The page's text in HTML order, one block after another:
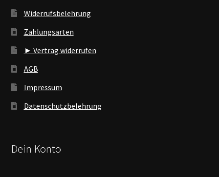
Widerrufsbelehrung
Zahlungsarten
► Vertrag widerrufen
AGB
Impressum
Datenschutzbelehrung
Dein Konto